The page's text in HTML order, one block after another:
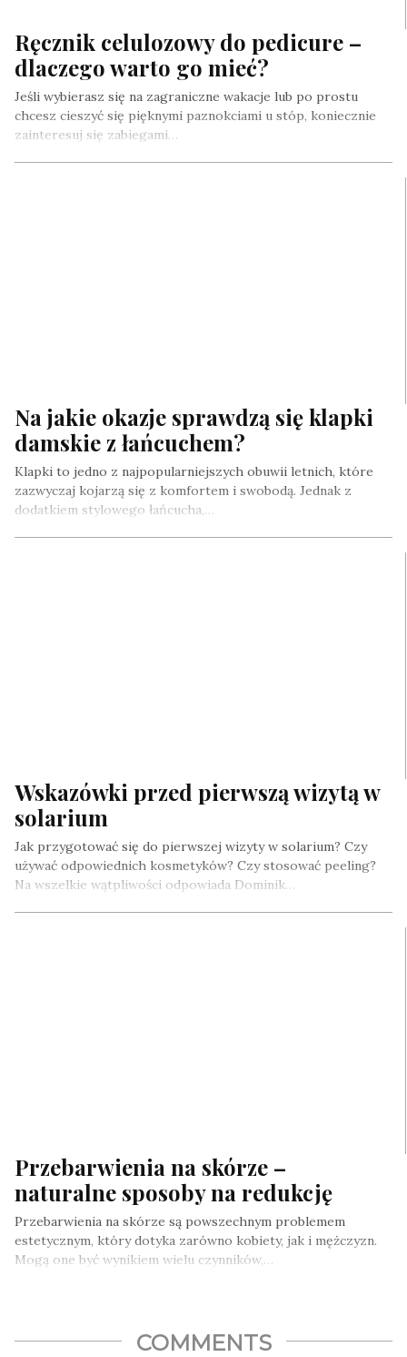
Ręcznik celulozowy do pedicure –
dlaczego warto go mieć?
Jeśli wybierasz się na zagraniczne wakacje lub po prostu
chcesz cieszyć się pięknymi paznokciami u stóp, koniecznie
zainteresuj się zabiegami…
Na jakie okazje sprawdzą się klapki
damskie z łańcuchem?
Klapki to jedno z najpopularniejszych obuwii letnich, które
zazwyczaj kojarzą się z komfortem i swobodą. Jednak z
dodatkiem stylowego łańcucha,…
Wskazówki przed pierwszą wizytą w
solarium
Jak przygotować się do pierwszej wizyty w solarium? Czy
używać odpowiednich kosmetyków? Czy stosować peeling?
Na wszelkie wątpliwości odpowiada Dominik…
Przebarwienia na skórze –
naturalne sposoby na redukcję
Przebarwienia na skórze są powszechnym problemem
estetycznym, który dotyka zarówno kobiety, jak i mężczyzn.
Mogą one być wynikiem wielu czynników,…
COMMENTS